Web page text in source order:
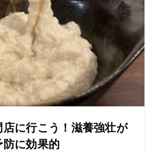
に行こう！滋養強壮が
に効果的